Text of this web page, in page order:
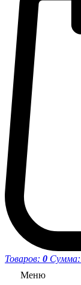
Товаров: 0 Сумма:
Меню